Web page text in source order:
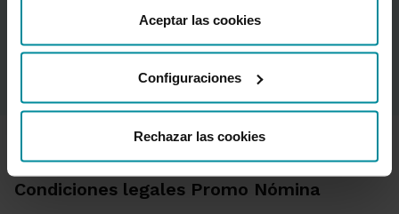
como cambiar el consentimiento en cualquier momento
desde nuestraPolítica de Cookies.
Aceptar las cookies
Configuraciones
Rechazar las cookies
Bases promociónConsulta las bases de la
Condiciones legales Promo Nómina